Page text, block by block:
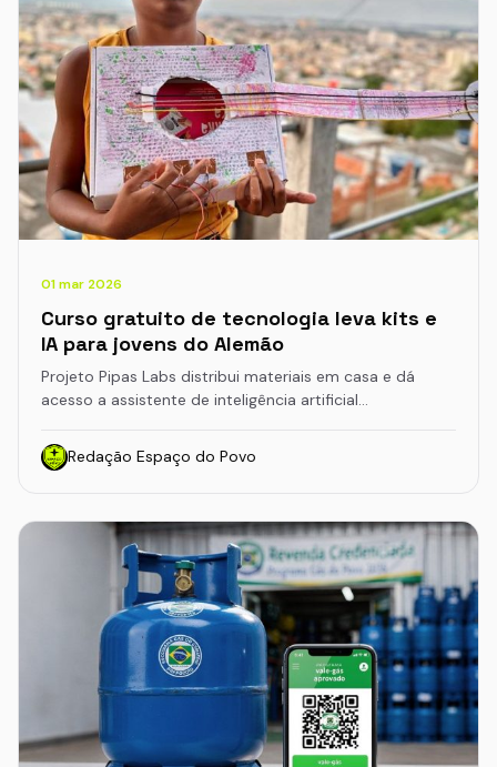
01 mar 2026
Curso gratuito de tecnologia leva kits e
IA para jovens do Alemão
Projeto Pipas Labs distribui materiais em casa e dá
acesso a assistente de inteligência artificial…
Redação Espaço do Povo